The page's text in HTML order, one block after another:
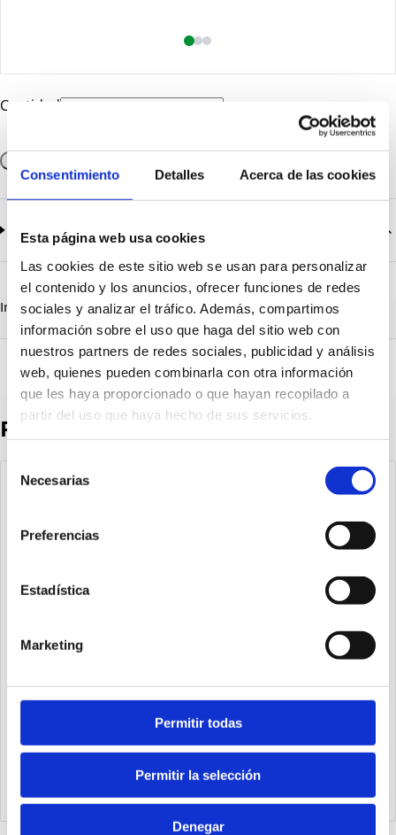
Consentimiento Detalles Acerca de las cookies
Esta página web usa cookies
Las cookies de este sitio web se usan para personalizar
el contenido y los anuncios, ofrecer funciones de redes
sociales y analizar el tráfico. Además, compartimos
información sobre el uso que haga del sitio web con
nuestros partners de redes sociales, publicidad y análisis
web, quienes pueden combinarla con otra información
que les haya proporcionado o que hayan recopilado a
partir del uso que haya hecho de sus servicios.
Necesarias
Preferencias
Estadística
Marketing
Permitir todas
Permitir la selección
Denegar
Cantidad
Documentación
CatalogoGeneral-EN.pdf
Descargar
Serie_1319-1320-1321.pdf
Descargar
Información destacada Detalles técnicosVista 3D
Productos destacados
1540.25.20.03.1
Cilindro Ecompact Ø25 carrera 20 versión vástago pasante
de acero inoxidable con rosca hembra, magnético y doble